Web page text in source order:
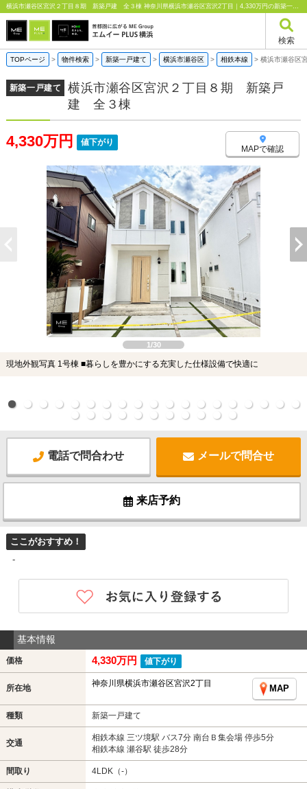
横浜市瀬谷区宮沢２丁目８期 新築戸建 全３棟 神奈川県横浜市瀬谷区宮沢2丁目｜4,330万円の新築一戸建て｜エムイーPLUS横浜
検索
TOPページ > 物件検索 > 新築一戸建て > 横浜市瀬谷区 > 相鉄本線 > 横浜市瀬谷区
新築一戸建て
横浜市瀬谷区宮沢２丁目８期 新築戸
建 全３棟
4,330万円 値下がり
MAPで確認
1/30
現地外観写真 1号棟 ■暮らしを豊かにする充実した仕様設備で快適に
電話で問合わせ メールで問合せ
来店予約
ここがおすすめ！
-
基本情報
価格 4,330万円 値下がり
所在地 神奈川県横浜市瀬谷区宮沢2丁目
MAP
種類 新築一戸建て
交通
相鉄本線 三ツ境駅 バス7分 南台Ｂ集会場 停歩5分
相鉄本線 瀬谷駅 徒歩28分
間取り 4LDK（-）